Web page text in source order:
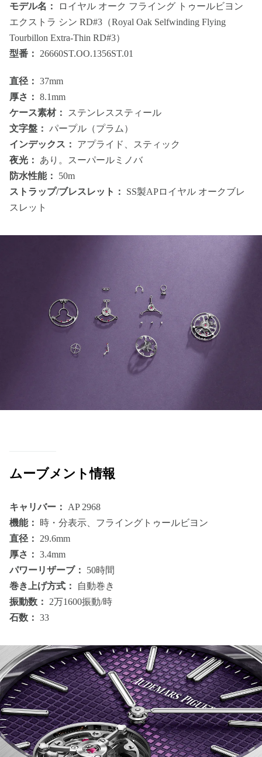
モデル名：
ロイヤル オーク フライング トゥールビヨン
エクストラ シン RD#3（Royal Oak Selfwinding Flying
Tourbillon Extra-Thin RD#3）
型番：
26660ST.OO.1356ST.01
直径： 37mm
厚さ： 8.1mm
ケース素材：
ステンレススティール
文字盤： パープル（プラム）
インデックス：
アプライド、スティック
夜光：
あり。スーパールミノバ
防水性能：
50m
ストラップ/ブレスレット：
SS製APロイヤル オークブレ
スレット
ムーブメント情報
キャリバー：
AP 2968
機能：
時・分表示、フライングトゥールビヨン
直径：
29.6mm
厚さ： 3.4mm
パワーリザーブ：
50時間
巻き上げ方式：
自動巻き
振動数：
2万1600振動/時
石数： 33